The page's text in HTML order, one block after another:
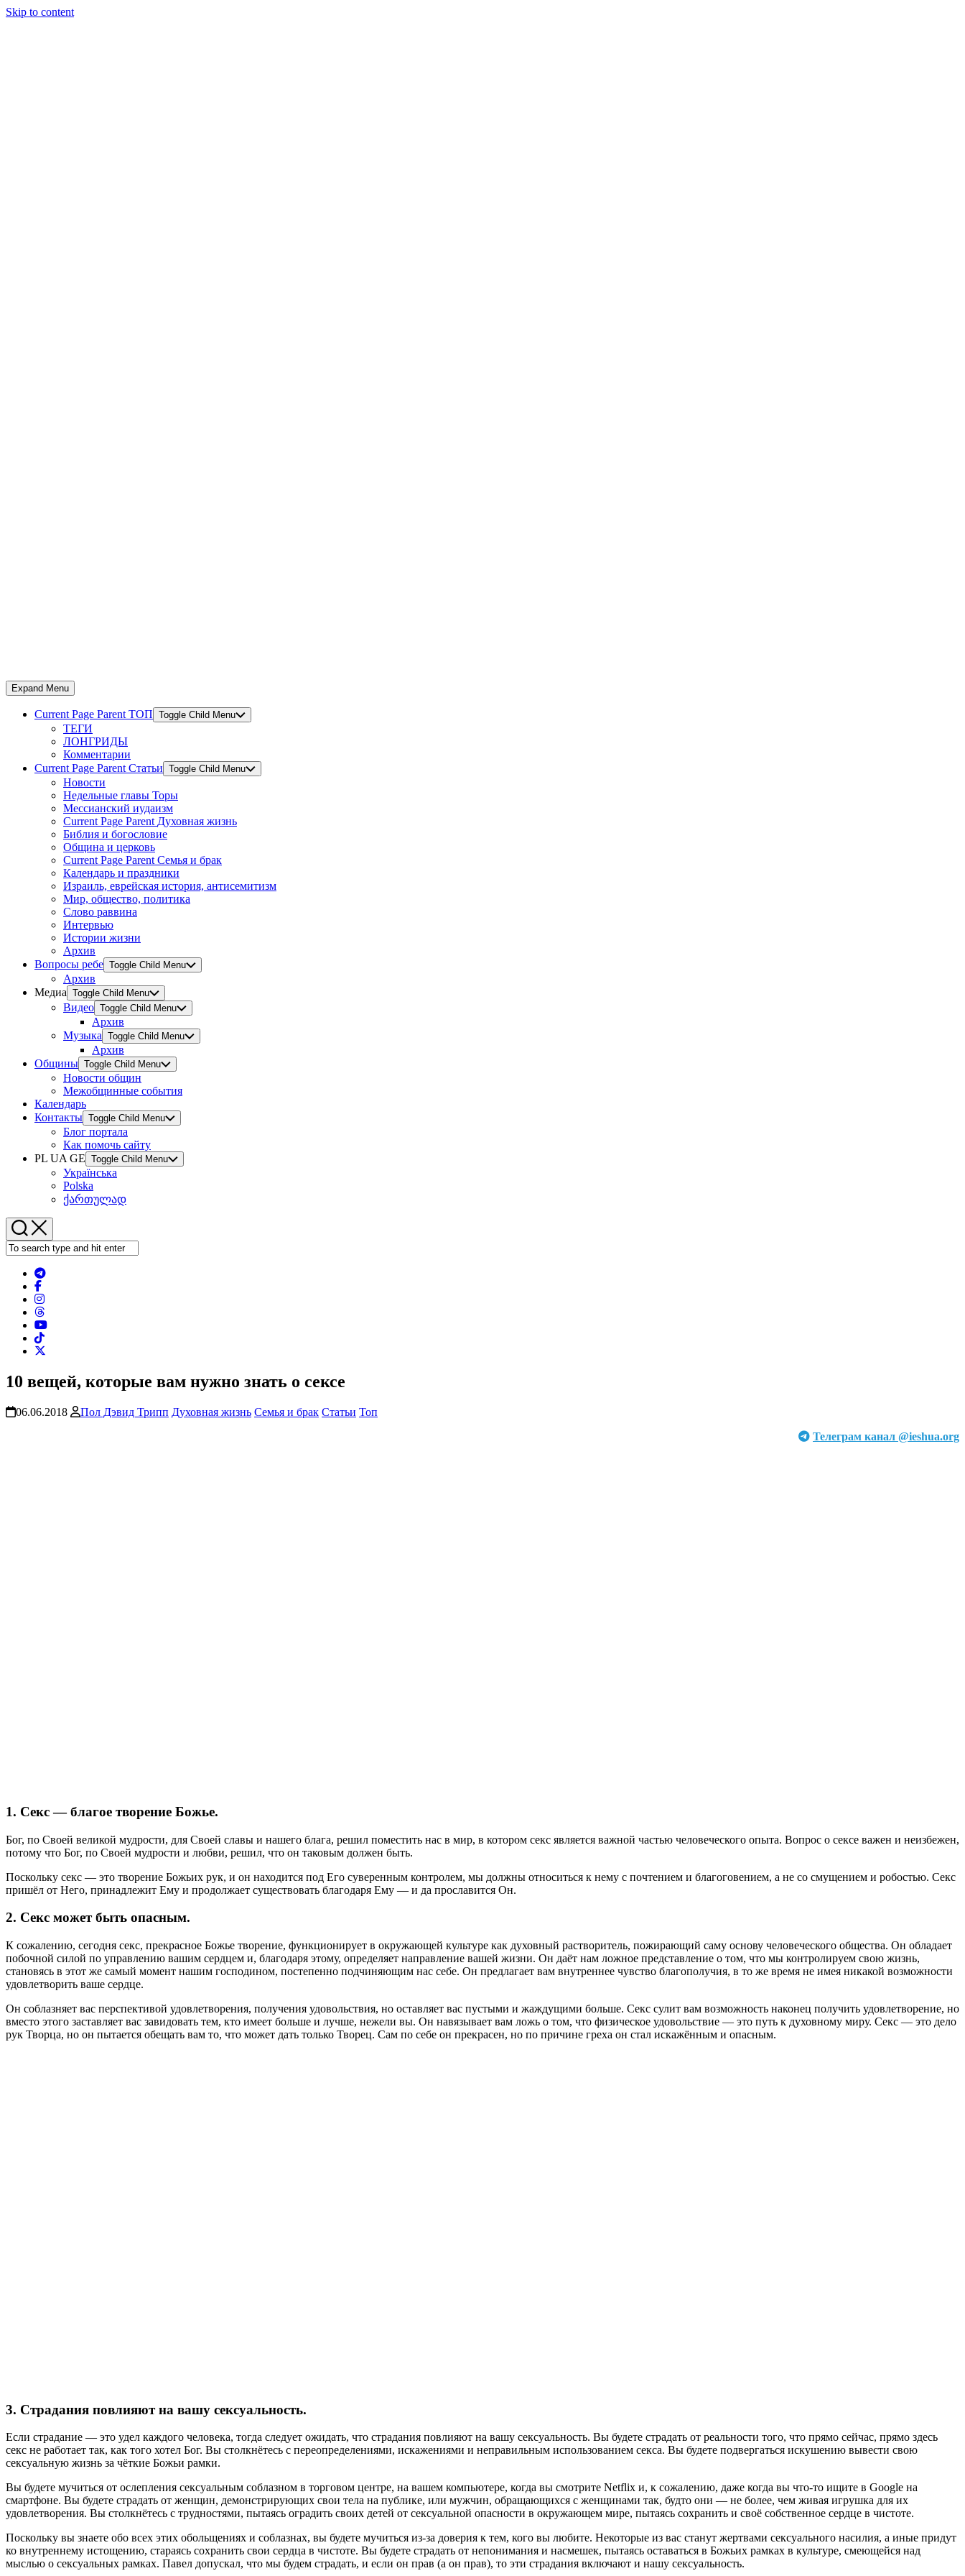
Skip to content
Expand Menu
Current Page Parent ТОП Toggle Child Menu
ТЕГИ
ЛОНГРИДЫ
Комментарии
Current Page Parent Статьи Toggle Child Menu
Новости
Недельные главы Торы
Мессианский иудаизм
Current Page Parent Духовная жизнь
Библия и богословие
Община и церковь
Current Page Parent Семья и брак
Календарь и праздники
Израиль, еврейская история, антисемитизм
Мир, общество, политика
Слово раввина
Интервью
Истории жизни
Архив
Вопросы ребе Toggle Child Menu
Архив
Медиа Toggle Child Menu
Видео Toggle Child Menu
Архив
Музыка Toggle Child Menu
Архив
Общины Toggle Child Menu
Новости общин
Межобщинные события
Календарь
Контакты Toggle Child Menu
Блог портала
Как помочь сайту
PL UA GE Toggle Child Menu
Українська
Polska
ქართულად
10 вещей, которые вам нужно знать о сексе
06.06.2018 Пол Дэвид Трипп Духовная жизнь Семья и брак Статьи Топ
Телеграм канал @ieshua.org
1. Секс — благое творение Божье.
Бог, по Своей великой мудрости, для Своей славы и нашего блага, решил поместить нас в мир, в котором секс является важной частью человеческого опыта. Вопрос о сексе важен и неизбежен,
потому что Бог, по Своей мудрости и любви, решил, что он таковым должен быть.
Поскольку секс — это творение Божьих рук, и он находится под Его суверенным контролем, мы должны относиться к нему с почтением и благоговением, а не со смущением и робостью. Секс
пришёл от Него, принадлежит Ему и продолжает существовать благодаря Ему — и да прославится Он.
2. Секс может быть опасным.
К сожалению, сегодня секс, прекрасное Божье творение, функционирует в окружающей культуре как духовный растворитель, пожирающий саму основу человеческого общества. Он обладает
побочной силой по управлению вашим сердцем и, благодаря этому, определяет направление вашей жизни. Он даёт нам ложное представление о том, что мы контролируем свою жизнь,
становясь в этот же самый момент нашим господином, постепенно подчиняющим нас себе. Он предлагает вам внутреннее чувство благополучия, в то же время не имея никакой возможности
удовлетворить ваше сердце.
Он соблазняет вас перспективой удовлетворения, получения удовольствия, но оставляет вас пустыми и жаждущими больше. Секс сулит вам возможность наконец получить удовлетворение, но
вместо этого заставляет вас завидовать тем, кто имеет больше и лучше, нежели вы. Он навязывает вам ложь о том, что физическое удовольствие — это путь к духовному миру. Секс — это дело
рук Творца, но он пытается обещать вам то, что может дать только Творец. Сам по себе он прекрасен, но по причине греха он стал искажённым и опасным.
3. Страдания повлияют на вашу сексуальность.
Если страдание — это удел каждого человека, тогда следует ожидать, что страдания повлияют на вашу сексуальность. Вы будете страдать от реальности того, что прямо сейчас, прямо здесь
секс не работает так, как того хотел Бог. Вы столкнётесь с переопределениями, искажениями и неправильным использованием секса. Вы будете подвергаться искушению вывести свою
сексуальную жизнь за чёткие Божьи рамки.
Вы будете мучиться от ослепления сексуальным соблазном в торговом центре, на вашем компьютере, когда вы смотрите Netflix и, к сожалению, даже когда вы что-то ищите в Google на
смартфоне. Вы будете страдать от женщин, демонстрирующих свои тела на публике, или мужчин, обращающихся с женщинами так, будто они — не более, чем живая игрушка для их
удовлетворения. Вы столкнётесь с трудностями, пытаясь оградить своих детей от сексуальной опасности в окружающем мире, пытаясь сохранить и своё собственное сердце в чистоте.
Поскольку вы знаете обо всех этих обольщениях и соблазнах, вы будете мучиться из-за доверия к тем, кого вы любите. Некоторые из вас станут жертвами сексуального насилия, а иные придут
ко внутреннему истощению, стараясь сохранить свои сердца в чистоте. Вы будете страдать от непонимания и насмешек, пытаясь оставаться в Божьих рамках в культуре, смеющейся над
мыслью о сексуальных рамках. Павел допускал, что мы будем страдать, и если он прав (а он прав), то эти страдания включают и нашу сексуальность.